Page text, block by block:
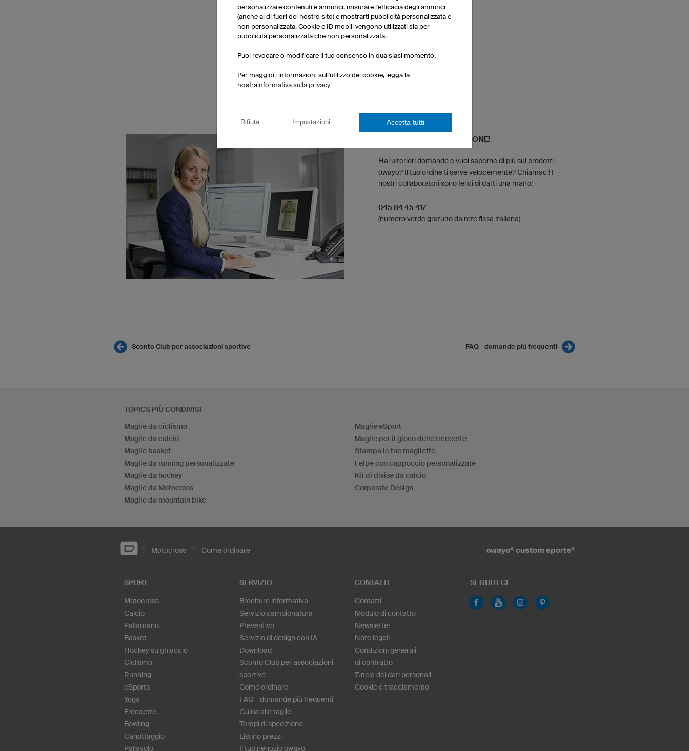
7. Spedizione
Il tuo ordine ti viene spedito
settimane dal ricevimento della tua
conferma d'ordine.
SEMPRE A TUA DISPOSIZIONE!
Hai ulteriori domande e vuoi saperne di più sui prodotti
owayo? Il tuo ordine ti serve velocemente? Chiamaci! I
nostri collaboratori sono felici di darti una mano!
045 84 45 417
(numero verde gratuito da rete fissa italiana)
Sconto Club per associazioni sportive FAQ - domande più frequenti
TOPICS PIÙ CONDIVISI
Maglie da ciclismo
Maglie da calcio
Maglie basket
Maglie da running personalizzate
Maglie da hockey
Maglie da Motocross
Maglie da mountain bike
Maglie eSport
Maglie per il gioco delle freccette
Stampa le tue magliette
Felpe con cappuccio personalizzate
Kit di divise da calcio
Corporate Design
Motocross Come ordinare owayo® custom sports®
SPORT
Motocross
Calcio
Pallamano
Basket
Hockey su ghiaccio
Ciclismo
Running
eSports
Yoga
Freccette
Bowling
Canottaggio
Pallavolo
SERVIZIO
Brochure informativa
Servizio campionatura
Preventivo
Servizio di design con IA
Download
Sconto Club per associazioni
sportive
Come ordinare
FAQ - domande più frequenti
Guida alle taglie
Tempi di spedizione
Listino prezzi
Il tuo negozio owayo
CONTATTI
Contatti
Modulo di contatto
Newsletter
Note legali
Condizioni generali
di contratto
Tutela dei dati personali
Cookie e tracciamento
SEGUITECI
personalizzare contenuti e annunci, misurare l'efficacia degli annunci
(anche al di fuori del nostro sito) e mostrarti pubblicità personalizzata e
non personalizzata. Cookie e ID mobili vengono utilizzati sia per
pubblicità personalizzata che non personalizzata.
Puoi revocare o modificare il tuo consenso in qualsiasi momento.
Per maggiori informazioni sull'utilizzo dei cookie, legga la
nostrainformativa sulla privacy
Rifiuta Impostazioni Accetta tutti